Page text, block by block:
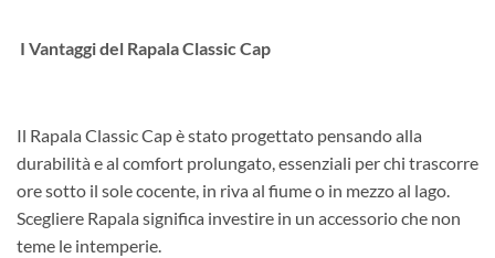
I Vantaggi del Rapala Classic Cap
Il Rapala Classic Cap è stato progettato pensando alla
durabilità e al comfort prolungato, essenziali per chi trascorre
ore sotto il sole cocente, in riva al fiume o in mezzo al lago.
Scegliere Rapala significa investire in un accessorio che non
teme le intemperie.